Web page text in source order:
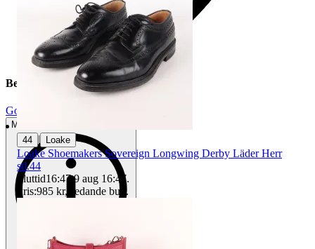
Beskrivning
Gott använt skick
Mindre tecken på användning
44 | Loake
Loake Shoemakers Sovereign Longwing Derby Läder Herr
stl.44
Sluttid16:47 9 aug 16:47.
Pris:985 kr, Ledande bud .